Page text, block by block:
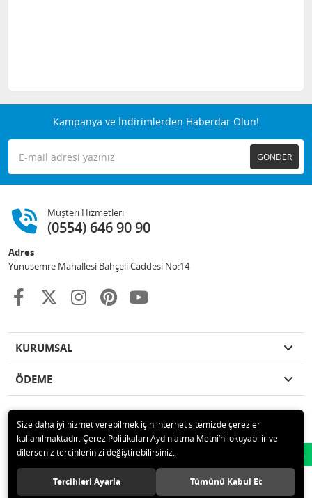
Kampanya ve İndirimlerden Haberdar Olun!
GÖNDER
Müşteri Hizmetleri
(0554) 646 90 90
Adres
Yunusemre Mahallesi Bahçeli Caddesi No:14
KURUMSAL
ÖDEME
© 2020 GKN STORE TEMİZLİK MADDELERİ SAN TİC LTD ŞTİ Tüm hakları
saklıdır.
Whatsapp
Size daha iyi hizmet verebilmek için internet sitemizde çerezler
kullanılmaktadır. Çerez Politikaları Aydınlatma Metni’ni okuyabilir ve
dilerseniz tercihlerinizi değiştirebilirsiniz.
Tercihleri Ayarla Tümünü Kabul Et